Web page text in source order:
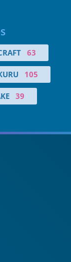
63
105
39